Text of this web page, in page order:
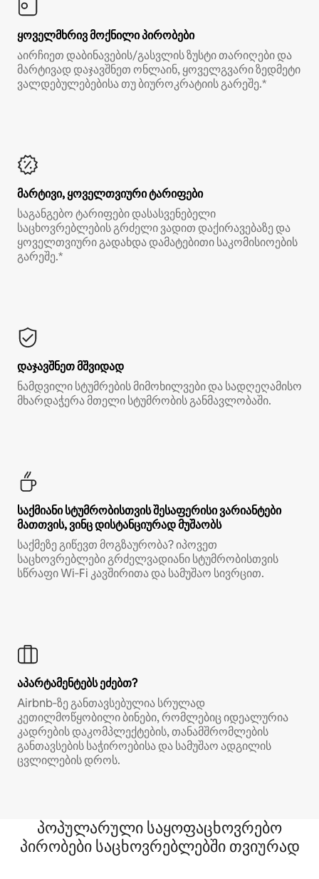
ყოველმხრივ მოქნილი პირობები
აირჩიეთ დაბინავების/გასვლის ზუსტი თარიღები და
მარტივად დაჯავშნეთ ონლაინ, ყოველგვარი ზედმეტი
ვალდებულებებისა თუ ბიუროკრატიის გარეშე.*
მარტივი, ყოველთვიური ტარიფები
საგანგებო ტარიფები დასასვენებელი
საცხოვრებლების გრძელი ვადით დაქირავებაზე და
ყოველთვიური გადახდა დამატებითი საკომისიოების
გარეშე.*
დაჯავშნეთ მშვიდად
ნამდვილი სტუმრების მიმოხილვები და სადღეღამისო
მხარდაჭერა მთელი სტუმრობის განმავლობაში.
საქმიანი სტუმრობისთვის შესაფერისი ვარიანტები
მათთვის, ვინც დისტანციურად მუშაობს
საქმეზე გიწევთ მოგზაურობა? იპოვეთ
საცხოვრებლები გრძელვადიანი სტუმრობისთვის
სწრაფი Wi‑Fi კავშირითა და სამუშაო სივრცით.
აპარტამენტებს ეძებთ?
Airbnb‑ზე განთავსებულია სრულად
კეთილმოწყობილი ბინები, რომლებიც იდეალურია
კადრების დაკომპლექტების, თანამშრომლების
განთავსების საჭიროებისა და სამუშაო ადგილის
ცვლილების დროს.
პოპულარული საყოფაცხოვრებო
პირობები საცხოვრებლებში თვიურად